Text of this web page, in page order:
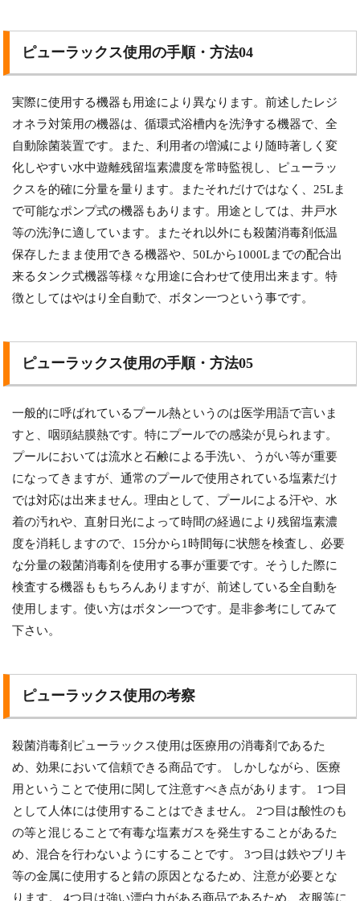
ピューラックス使用の手順・方法04
実際に使用する機器も用途により異なります。前述したレジ
オネラ対策用の機器は、循環式浴槽内を洗浄する機器で、全
自動除菌装置です。また、利用者の増減により随時著しく変
化しやすい水中遊離残留塩素濃度を常時監視し、ピューラッ
クスを的確に分量を量ります。またそれだけではなく、25Lま
で可能なポンプ式の機器もあります。用途としては、井戸水
等の洗浄に適しています。またそれ以外にも殺菌消毒剤低温
保存したまま使用できる機器や、50Lから1000Lまでの配合出
来るタンク式機器等様々な用途に合わせて使用出来ます。特
徴としてはやはり全自動で、ボタン一つという事です。
ピューラックス使用の手順・方法05
一般的に呼ばれているプール熱というのは医学用語で言いま
すと、咽頭結膜熱です。特にプールでの感染が見られます。
プールにおいては流水と石鹸による手洗い、うがい等が重要
になってきますが、通常のプールで使用されている塩素だけ
では対応は出来ません。理由として、プールによる汗や、水
着の汚れや、直射日光によって時間の経過により残留塩素濃
度を消耗しますので、15分から1時間毎に状態を検査し、必要
な分量の殺菌消毒剤を使用する事が重要です。そうした際に
検査する機器ももちろんありますが、前述している全自動を
使用します。使い方はボタン一つです。是非参考にしてみて
下さい。
ピューラックス使用の考察
殺菌消毒剤ピューラックス使用は医療用の消毒剤であるた
め、効果において信頼できる商品です。 しかしながら、医療
用ということで使用に関して注意すべき点があります。 1つ目
として人体には使用することはできません。 2つ目は酸性のも
の等と混じることで有毒な塩素ガスを発生することがあるた
め、混合を行わないようにすることです。 3つ目は鉄やブリキ
等の金属に使用すると錆の原因となるため、注意が必要とな
ります。 4つ目は強い漂白力がある商品であるため、衣服等に